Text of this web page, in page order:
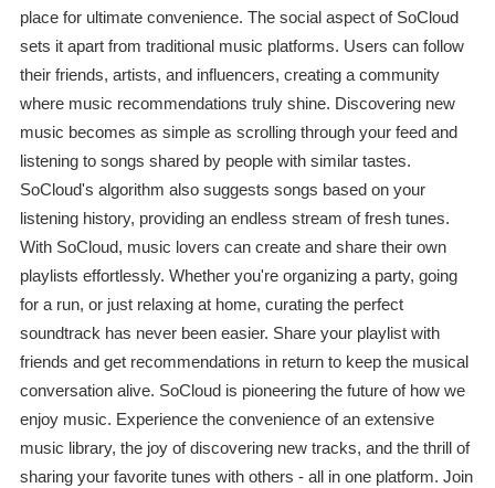
place for ultimate convenience. The social aspect of SoCloud
sets it apart from traditional music platforms. Users can follow
their friends, artists, and influencers, creating a community
where music recommendations truly shine. Discovering new
music becomes as simple as scrolling through your feed and
listening to songs shared by people with similar tastes.
SoCloud's algorithm also suggests songs based on your
listening history, providing an endless stream of fresh tunes.
With SoCloud, music lovers can create and share their own
playlists effortlessly. Whether you're organizing a party, going
for a run, or just relaxing at home, curating the perfect
soundtrack has never been easier. Share your playlist with
friends and get recommendations in return to keep the musical
conversation alive. SoCloud is pioneering the future of how we
enjoy music. Experience the convenience of an extensive
music library, the joy of discovering new tracks, and the thrill of
sharing your favorite tunes with others - all in one platform. Join